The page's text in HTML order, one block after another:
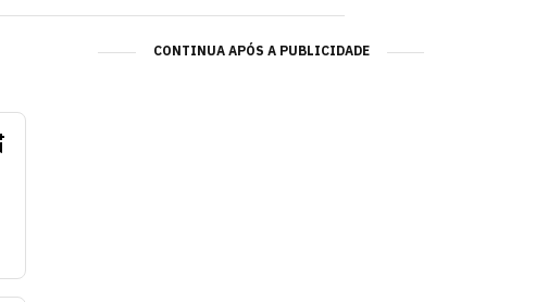
CONTINUA APÓS A PUBLICIDADE